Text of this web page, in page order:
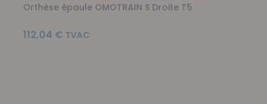
Orthèse épaule OMOTRAIN S Droite T5
112,04 €